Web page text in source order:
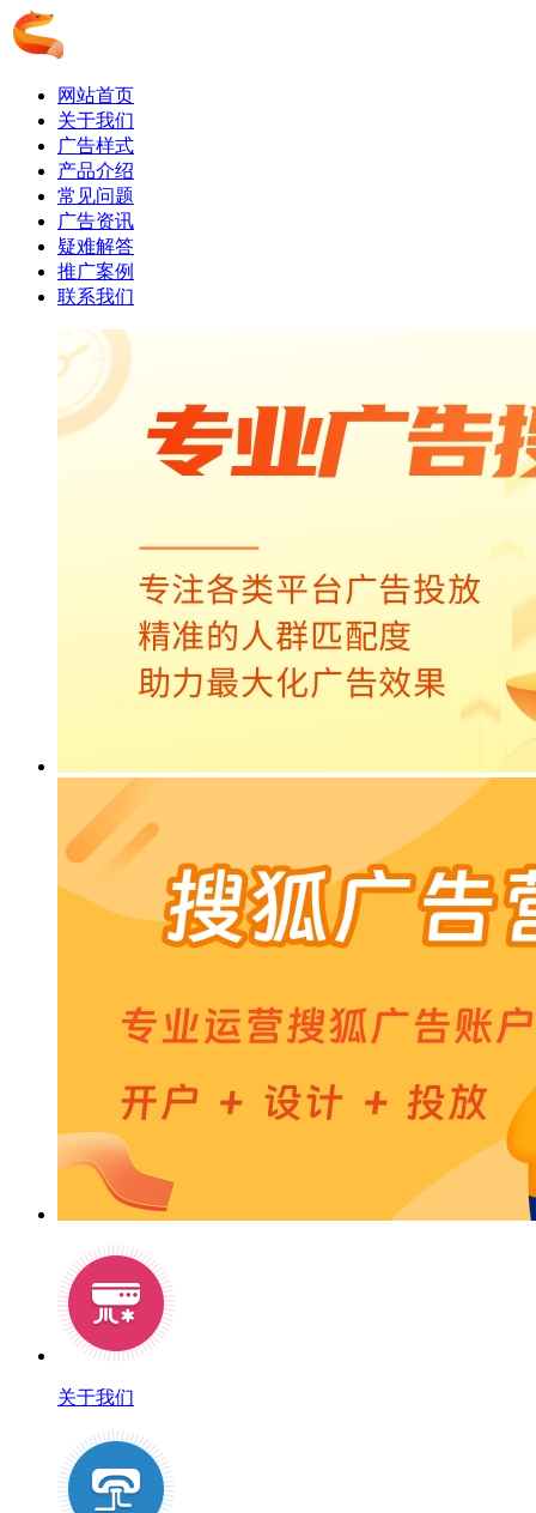
网站首页
关于我们
广告样式
产品介绍
常见问题
广告资讯
疑难解答
推广案例
联系我们
搜狐推广_搜狐广告投放_搜
关于我们